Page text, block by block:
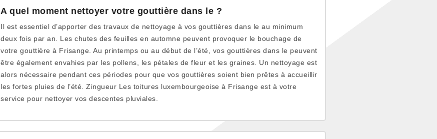
A quel moment nettoyer votre gouttière dans le ?
Il est essentiel d’apporter des travaux de nettoyage à vos gouttières dans le au minimum
deux fois par an. Les chutes des feuilles en automne peuvent provoquer le bouchage de
votre gouttière à Frisange. Au printemps ou au début de l’été, vos gouttières dans le peuvent
être également envahies par les pollens, les pétales de fleur et les graines. Un nettoyage est
alors nécessaire pendant ces périodes pour que vos gouttières soient bien prêtes à accueillir
les fortes pluies de l’été. Zingueur Les toitures luxembourgeoise à Frisange est à votre
service pour nettoyer vos descentes pluviales.